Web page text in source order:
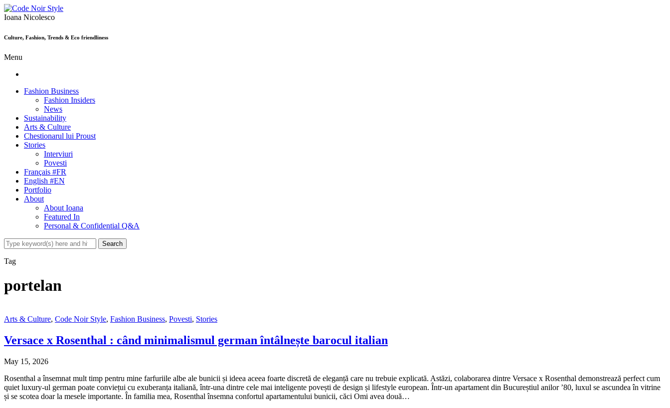
Ioana Nicolesco
Culture, Fashion, Trends & Eco friendliness
Menu
Fashion Business
Fashion Insiders
News
Sustainability
Arts & Culture
Chestionarul lui Proust
Stories
Interviuri
Povesti
Français #FR
English #EN
Portfolio
About
About Ioana
Featured In
Personal & Confidential Q&A
Tag
portelan
Arts & Culture, Code Noir Style, Fashion Business, Povesti, Stories
Versace x Rosenthal : când minimalismul german întâlnește barocul italian
May 15, 2026
Rosenthal a însemnat mult timp pentru mine farfuriile albe ale bunicii și ideea aceea foarte discretă de eleganță care nu trebuie explicată. Astăzi, colaborarea dintre Versace x Rosenthal demonstrează perfect cum
quiet luxury-ul german poate conviețui cu exuberanța italiană, într-una dintre cele mai inteligente povești de design și lifestyle european. Într-un apartament din Bucureștiul anilor ’80, luxul se ascundea în vitrine
și se scotea doar la mesele importante. În familia mea, Rosenthal însemna confortul apartamentului bunicii, căci Omi avea două…